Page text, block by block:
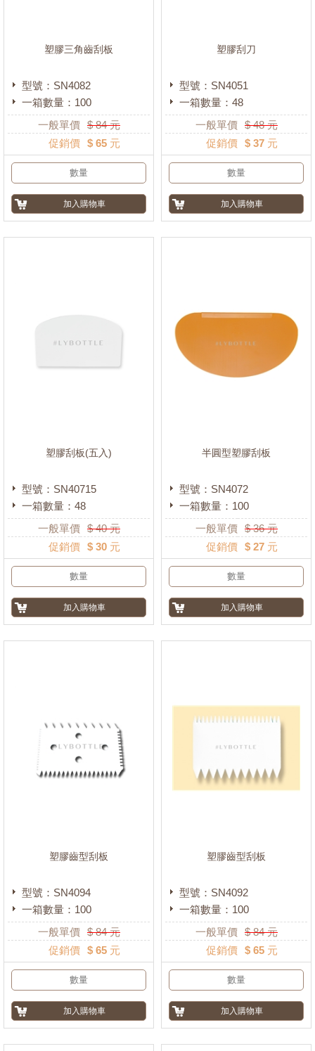
塑膠三角齒刮板
型號：SN4082
一箱數量：100
一般單價 $84元
促銷價 $ 65 元
塑膠刮刀
型號：SN4051
一箱數量：48
一般單價 $48元
促銷價 $ 37 元
塑膠刮板(五入)
型號：SN40715
一箱數量：48
一般單價 $40元
促銷價 $ 30 元
半圓型塑膠刮板
型號：SN4072
一箱數量：100
一般單價 $36元
促銷價 $ 27 元
塑膠齒型刮板
型號：SN4094
一箱數量：100
一般單價 $84元
促銷價 $ 65 元
塑膠齒型刮板
型號：SN4092
一箱數量：100
一般單價 $84元
促銷價 $ 65 元